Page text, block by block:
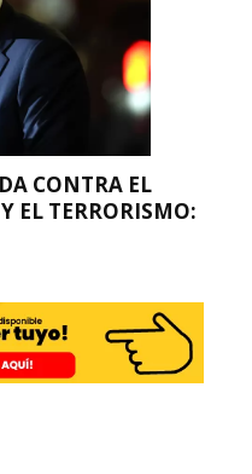
CONTRA EL
EL TERRORISMO: